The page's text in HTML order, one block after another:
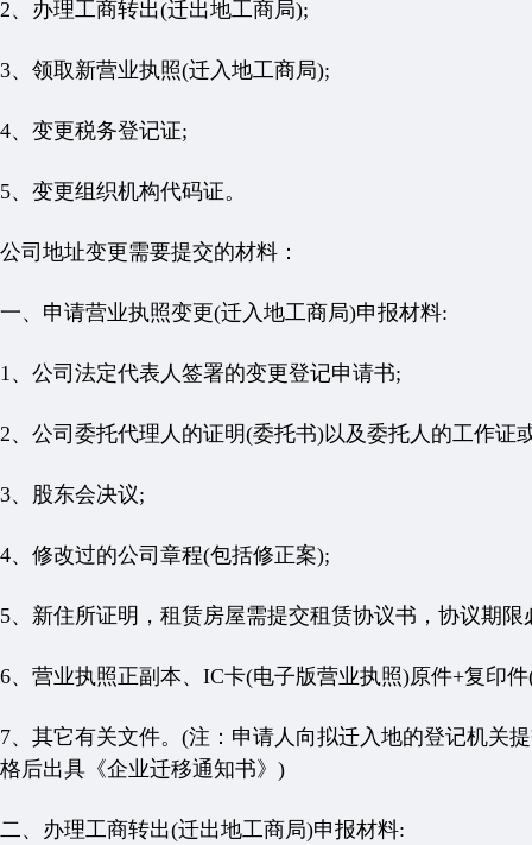
2、办理工商转出(迁出地工商局);
3、领取新营业执照(迁入地工商局);
4、变更税务登记证;
5、变更组织机构代码证。
公司地址变更需要提交的材料：
一、申请营业执照变更(迁入地工商局)申报材料:
1、公司法定代表人签署的变更登记申请书;
2、公司委托代理人的证明(委托书)以及委托人的工作证
3、股东会决议;
4、修改过的公司章程(包括修正案);
5、新住所证明，租赁房屋需提交租赁协议书，协议期
6、营业执照正副本、IC卡(电子版营业执照)原件+复印
7、其它有关文件。(注：申请人向拟迁入地的登记机关
格后出具《企业迁移通知书》)
二、办理工商转出(迁出地工商局)申报材料: